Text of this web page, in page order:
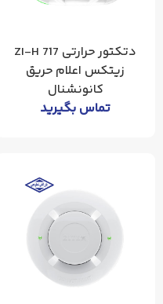
دتکتور حرارتی ZI-H 717
زیتکس اعلام حریق
کانونشنال
تماس بگیرید